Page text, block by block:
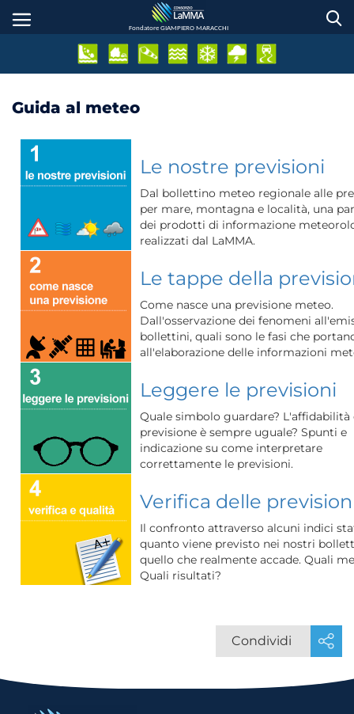
Fondatore GIAMPIERO MARACCHI
Guida al meteo
Le nostre previsioni
Dal bollettino meteo regionale alle
per mare, montagna e località, una
dei prodotti di informazione
realizzati dal LaMMA.
Le tappe della
Come nasce una previsione meteo.
Dall'osservazione dei fenomeni
bollettini, quali sono le fasi che
all'elaborazione delle informazioni
Leggere le previsioni
Quale simbolo guardare? L'affidabilità
previsione è sempre uguale? Spunti e
indicazione su come interpretare
correttamente le previsioni.
Verifica delle
Il confronto attraverso alcuni indici
quanto viene previsto nei nostri
quello che realmente accade. Quali
Quali risultati?
Condividi